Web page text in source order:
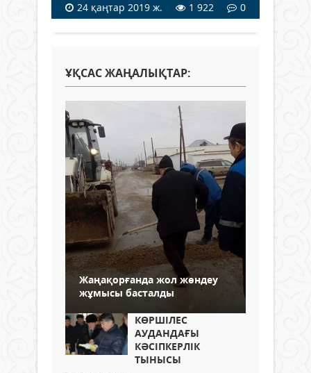
24 қаңтар 2019 ж.
1 922 0
ҰҚСАС ЖАҢАЛЫҚТАР:
Жаңақорғанда жол жөндеу
жұмысы басталды
КӨРШІЛЕС
АУДАНДАҒЫ
КӘСІПКЕРЛІК
ТЫНЫСЫ